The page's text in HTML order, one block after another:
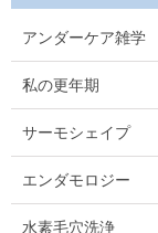
アンダーケア雑学
私の更年期
サーモシェイプ
エンダモロジー
水素毛穴洗浄